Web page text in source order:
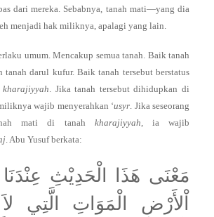
dari mereka. Sebabnya, tanah mati—yang dia
menjadi hak miliknya, apalagi yang lain.
umum. Mencakup semua tanah. Baik tanah
tanah darul kufur. Baik tanah tersebut berstatus
kharajiyyah. Jika tanah tersebut dihidupkan di
wajib menyerahkan ‘usyr. Jika seseorang
mati di tanah kharajiyyah, ia wajib
. Abu Yusuf berkata:
مَعْنَى هَذَا الْحَدِيْثِ
اْلأَرْضِ الْمَوَاتِ الَّتِي